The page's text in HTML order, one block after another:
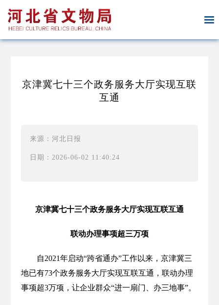
京津冀七十三个政务服务大厅实现互联
互通
来源：河北日报
日期：2026-06-02 11:40:24
京津冀七十三个政务服务大厅实现互联互通
联动办理事项超三万项
自2021年启动“跨省通办”工作以来，京津冀三
地已有73个政务服务大厅实现互联互通，联动办理
事项超3万项，让企业群众“进一扇门、办三地事”。